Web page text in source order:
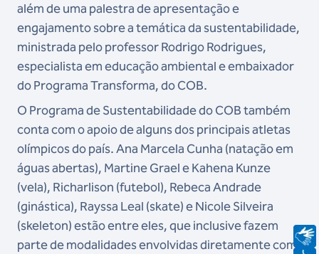
além de uma palestra de apresentação e
engajamento sobre a temática da sustentabilidade,
ministrada pelo professor Rodrigo Rodrigues,
especialista em educação ambiental e embaixador
do Programa Transforma, do COB.
O Programa de Sustentabilidade do COB também
conta com o apoio de alguns dos principais atletas
olímpicos do país. Ana Marcela Cunha (natação em
águas abertas), Martine Grael e Kahena Kunze
(vela), Richarlison (futebol), Rebeca Andrade
(ginástica), Rayssa Leal (skate) e Nicole Silveira
(skeleton) estão entre eles, que inclusive fazem
parte de modalidades envolvidas diretamente com